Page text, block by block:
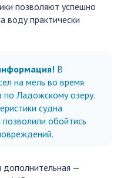
позволяют успешно
воду практически
В
на мель во время
по Ладожскому озеру.
судна
обойтись
—